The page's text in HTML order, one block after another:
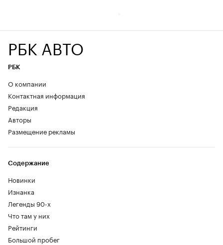
РБК АВТО
РБК
О компании
Контактная информация
Редакция
Авторы
Размещение рекламы
Содержание
Новинки
Изнанка
Легенды 90-х
Что там у них
Рейтинги
Большой пробег